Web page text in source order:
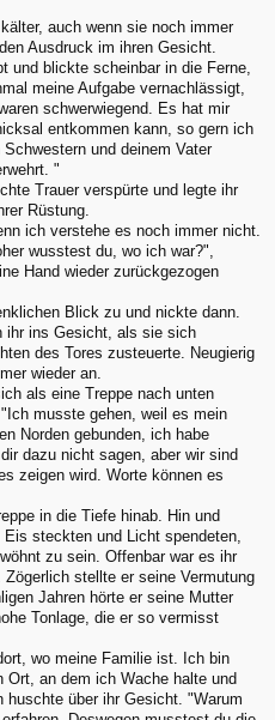
auch wenn sie noch immer
Ausdruck im ihren Gesicht.
und blickte scheinbar in die Ferne,
meine Aufgabe vernachlässigt,
schwerwiegend. Es hat mir
entkommen kann, so gern ich
und deinem Vater
"
Trauer verspürte und legte ihr
Rüstung.
ich verstehe es noch immer nicht.
wusstest du, wo ich war?",
Hand wieder zurückgezogen
Blick zu und nickte dann.
ihr ins Gesicht, als sie sich
des Tores zusteuerte. Neugierig
wieder an.
als eine Treppe nach unten
musste gehen, weil es mein
Norden gebunden, ich habe
dazu nicht sagen, aber wir sind
zeigen wird. Worte können es
in die Tiefe hinab. Hin und
steckten und Licht spendeten,
zu sein. Offenbar war es ihr
stellte er seine Vermutung
Jahren hörte er seine Mutter
Tonlage, die er so vermisst
wo meine Familie ist. Ich bin
an dem ich Wache halte und
über ihr Gesicht. "Warum